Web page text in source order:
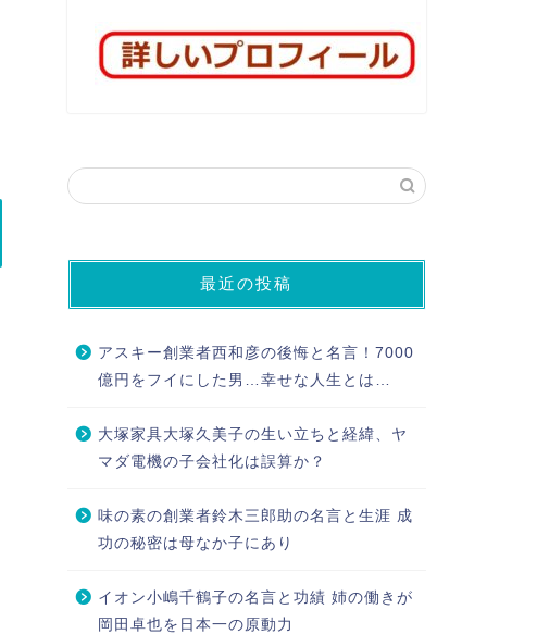
最近の投稿
アスキー創業者西和彦の後悔と名言！7000
億円をフイにした男…幸せな人生とは…
大塚家具大塚久美子の生い立ちと経緯、ヤ
マダ電機の子会社化は誤算か？
味の素の創業者鈴木三郎助の名言と生涯 成
功の秘密は母なか子にあり
イオン小嶋千鶴子の名言と功績 姉の働きが
岡田卓也を日本一の原動力